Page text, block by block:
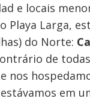
e locais
Playa Larga,
do Norte:
de
nos
em